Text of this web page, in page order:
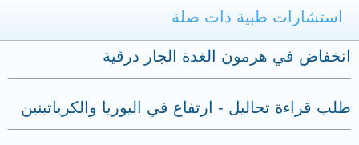
استشارات طبية ذات صلة
انخفاض في هرمون الغدة الجار درقية
طلب قراءة تحاليل - ارتفاع في اليوريا والكرياتينين